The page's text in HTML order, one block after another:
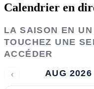
Calendrier en
LA SAISON EN
TOUCHEZ UNE
ACCÉDER
‹ AUG